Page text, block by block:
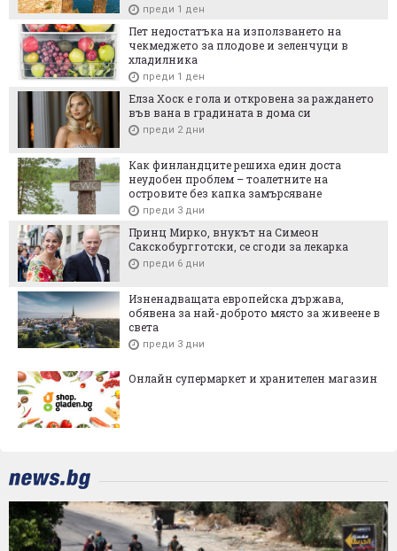
преди 1 ден
Пет недостатъка на използването на
чекмеджето за плодове и зеленчуци в
хладилника
преди 1 ден
Елза Хоск е гола и откровена за раждането
във вана в градината в дома си
преди 2 дни
Как финландците решиха един доста
неудобен проблем – тоалетните на
островите без капка замърсяване
преди 3 дни
Принц Мирко, внукът на Симеон
Сакскобургготски, се сгоди за лекарка
преди 6 дни
Изненадващата европейска държава,
обявена за най-доброто място за живеене в
света
преди 3 дни
Онлайн супермаркет и хранителен магазин